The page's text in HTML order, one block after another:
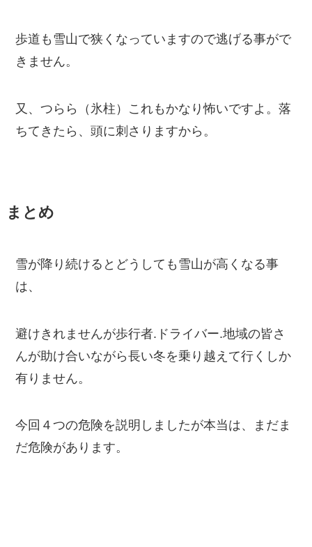
歩道も雪山で狭くなっていますので逃げる事がで
きません。
又、つらら（氷柱）これもかなり怖いですよ。落
ちてきたら、頭に刺さりますから。
まとめ
雪が降り続けるとどうしても雪山が高くなる事
は、
避けきれませんが歩行者.ドライバー.地域の皆さ
んが助け合いながら長い冬を乗り越えて行くしか
有りません。
今回４つの危険を説明しましたが本当は、まだま
だ危険があります。